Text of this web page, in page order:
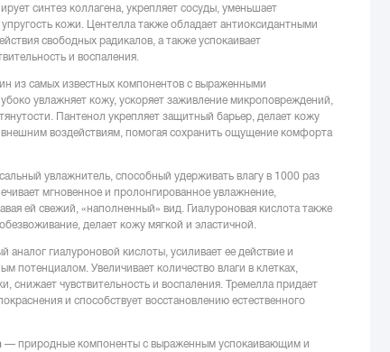
синтез коллагена, укрепляет сосуды, уменьшает
кожи. Центелла также обладает антиоксидантными
свободных радикалов, а также успокаивает
и воспаления.
из самых известных компонентов с выраженными
увлажняет кожу, ускоряет заживление микроповреждений,
Пантенол укрепляет защитный барьер, делает кожу
внешним воздействиям, помогая сохранить ощущение комфорта
увлажнитель, способный удерживать влагу в 1000 раз
мгновенное и пролонгированное увлажнение,
ей свежий, «наполненный» вид. Гиалуроновая кислота также
делает кожу мягкой и эластичной.
аналог гиалуроновой кислоты, усиливает ее действие и
потенциалом. Увеличивает количество влаги в клетках,
снижает чувствительность и воспаления. Тремелла придает
и способствует восстановлению естественного
— природные компоненты с выраженным успокаивающим и